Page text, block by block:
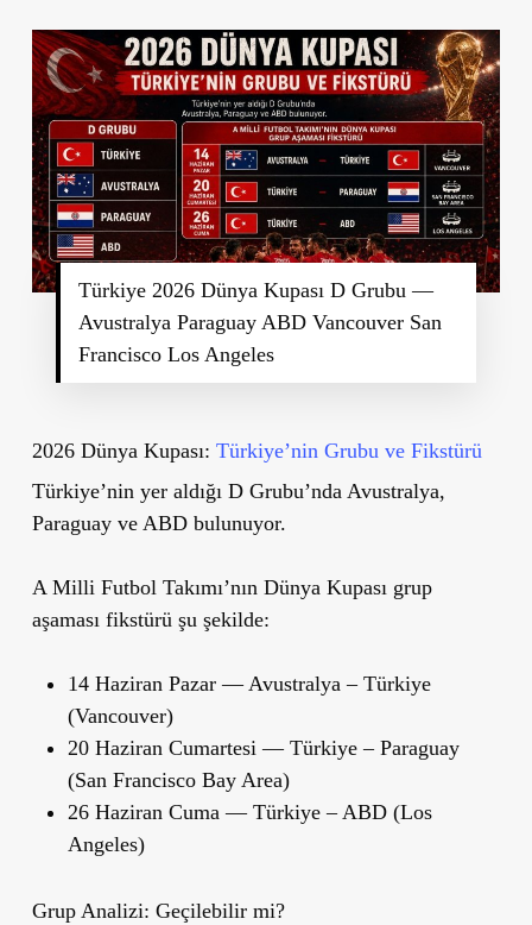
Türkiye 2026 Dünya Kupası D Grubu —
Avustralya Paraguay ABD Vancouver San
Francisco Los Angeles
2026 Dünya Kupası: Türkiye’nin Grubu ve Fikstürü
Türkiye’nin yer aldığı D Grubu’nda Avustralya,
Paraguay ve ABD bulunuyor.
A Milli Futbol Takımı’nın Dünya Kupası grup
aşaması fikstürü şu şekilde:
14 Haziran Pazar — Avustralya – Türkiye
(Vancouver)
20 Haziran Cumartesi — Türkiye – Paraguay
(San Francisco Bay Area)
26 Haziran Cuma — Türkiye – ABD (Los
Angeles)
Grup Analizi: Geçilebilir mi?